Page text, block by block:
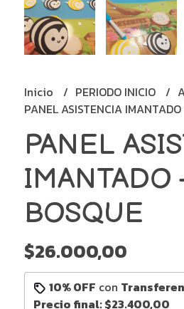
Inicio PERIODO INICIO
PANEL ASISTENCIA
PANEL
IMANTADO
BOSQUE
$26.000,00
10% OFF con
Precio final:$23.400,00